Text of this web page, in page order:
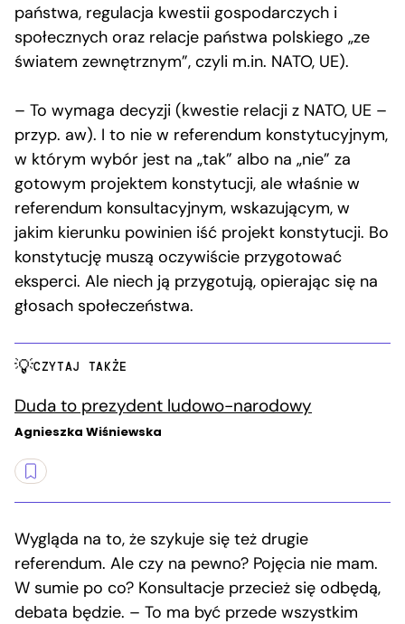
państwa, regulacja kwestii gospodarczych i
społecznych oraz relacje państwa polskiego „ze
światem zewnętrznym”, czyli m.in. NATO, UE).
– To wymaga decyzji (kwestie relacji z NATO, UE –
przyp. aw). I to nie w referendum konstytucyjnym,
w którym wybór jest na „tak” albo na „nie” za
gotowym projektem konstytucji, ale właśnie w
referendum konsultacyjnym, wskazującym, w
jakim kierunku powinien iść projekt konstytucji. Bo
konstytucję muszą oczywiście przygotować
eksperci. Ale niech ją przygotują, opierając się na
głosach społeczeństwa.
CZYTAJ TAKŻE
Duda to prezydent ludowo-narodowy
Agnieszka Wiśniewska
Wygląda na to, że szykuje się też drugie
referendum. Ale czy na pewno? Pojęcia nie mam.
W sumie po co? Konsultacje przecież się odbędą,
debata będzie. – To ma być przede wszystkim